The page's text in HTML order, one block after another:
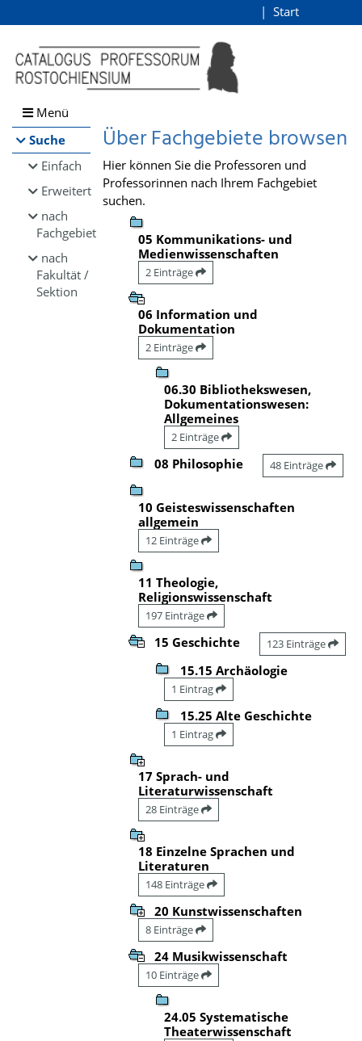
Browsen
direkt zum Inhalt
Start
Menü
Suche
Einfach
Erweitert
nach
Fachgebiet
nach
Fakultät /
Sektion
Über Fachgebiete browsen
Hier können Sie die Professoren und
Professorinnen nach Ihrem Fachgebiet
suchen.
05 Kommunikations- und
Medienwissenschaften
2 Einträge
06 Information und
Dokumentation
2 Einträge
06.30 Bibliothekswesen,
Dokumentationswesen:
Allgemeines
2 Einträge
08 Philosophie 48 Einträge
10 Geisteswissenschaften
allgemein
12 Einträge
11 Theologie,
Religionswissenschaft
197 Einträge
15 Geschichte 123 Einträge
15.15 Archäologie
1 Eintrag
15.25 Alte Geschichte
1 Eintrag
17 Sprach- und
Literaturwissenschaft
28 Einträge
18 Einzelne Sprachen und
Literaturen
148 Einträge
20 Kunstwissenschaften
8 Einträge
24 Musikwissenschaft
10 Einträge
24.05 Systematische
Theaterwissenschaft